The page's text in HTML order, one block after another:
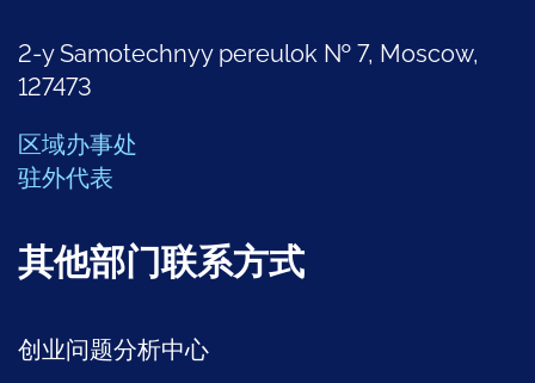
2-y Samotechnyy pereulok № 7, Moscow,
127473
区域办事处
驻外代表
其他部门联系方式
创业问题分析中心